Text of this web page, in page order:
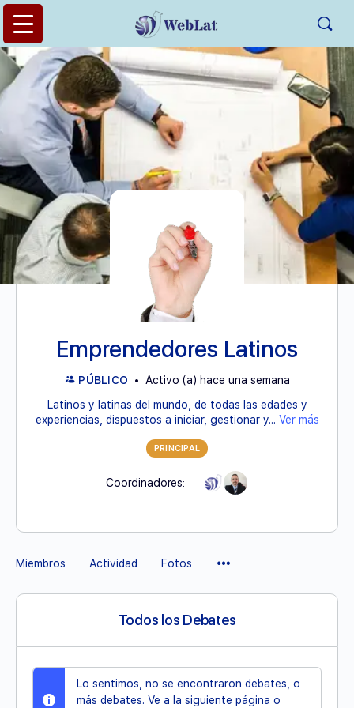
Emprendedores Latinos
PÚBLICO
Activo (a) hace una semana
Latinos y latinas del mundo, de todas las edades y
experiencias, dispuestos a iniciar, gestionar y... Ver más
PRINCIPAL
Coordinadores:
Miembros Actividad Fotos
Menú
Todos los Debates
Lo sentimos, no se encontraron debates, o
más debates. Ve a la siguiente página o